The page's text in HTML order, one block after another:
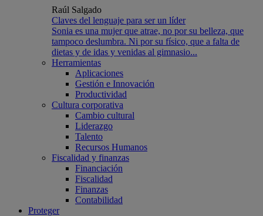
Raúl Salgado
Claves del lenguaje para ser un líder
Sonia es una mujer que atrae, no por su belleza, que
tampoco deslumbra. Ni por su físico, que a falta de
dietas y de idas y venidas al gimnasio...
Herramientas
Aplicaciones
Gestión e Innovación
Productividad
Cultura corporativa
Cambio cultural
Liderazgo
Talento
Recursos Humanos
Fiscalidad y finanzas
Financiación
Fiscalidad
Finanzas
Contabilidad
Proteger